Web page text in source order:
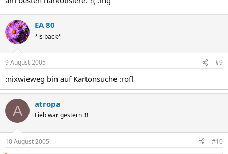
EA 80
*is back*
9 August 2005 #9
:nixwieweg bin auf Kartonsuche :rofl
A atropa
Lieb war gestern !!!
10 August 2005 #10